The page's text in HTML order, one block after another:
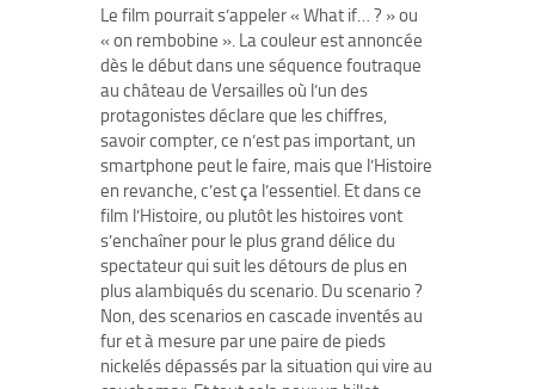
Le film pourrait s’appeler « What if… ? » ou
« on rembobine ». La couleur est annoncée
dès le début dans une séquence foutraque
au château de Versailles où l’un des
protagonistes déclare que les chiffres,
savoir compter, ce n’est pas important, un
smartphone peut le faire, mais que l’Histoire
en revanche, c’est ça l’essentiel. Et dans ce
film l’Histoire, ou plutôt les histoires vont
s’enchaîner pour le plus grand délice du
spectateur qui suit les détours de plus en
plus alambiqués du scenario. Du scenario ?
Non, des scenarios en cascade inventés au
fur et à mesure par une paire de pieds
nickelés dépassés par la situation qui vire au